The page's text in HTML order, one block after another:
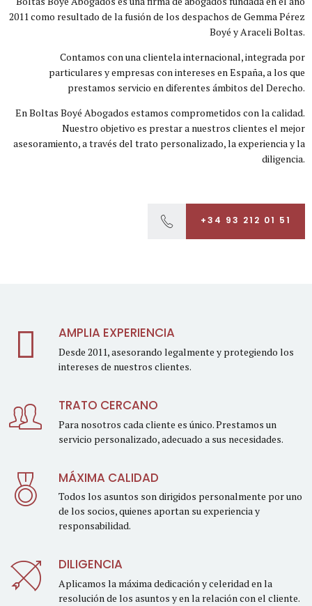
2011 como resultado de la fusión de los despachos de Gemma Pérez
Boyé y Araceli Boltas.
Contamos con una clientela internacional, integrada por
particulares y empresas con intereses en España, a los que
prestamos servicio en diferentes ámbitos del Derecho.
En Boltas Boyé Abogados estamos comprometidos con la calidad.
Nuestro objetivo es prestar a nuestros clientes el mejor
asesoramiento, a través del trato personalizado, la experiencia y la
diligencia.
+34 93 212 01 51
AMPLIA EXPERIENCIA
Desde 2011, asesorando legalmente y protegiendo los
intereses de nuestros clientes.
TRATO CERCANO
Para nosotros cada cliente es único. Prestamos un
servicio personalizado, adecuado a sus necesidades.
MÁXIMA CALIDAD
Todos los asuntos son dirigidos personalmente por uno
de los socios, quienes aportan su experiencia y
responsabilidad.
DILIGENCIA
Aplicamos la máxima dedicación y celeridad en la
resolución de los asuntos y en la relación con el cliente.